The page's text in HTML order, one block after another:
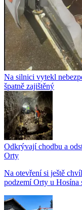
Na silnici vytekl
špatně zajištěný
Odkrývají chodbu a
Orty
Na otevření si ještě
podzemí Orty u Hosína